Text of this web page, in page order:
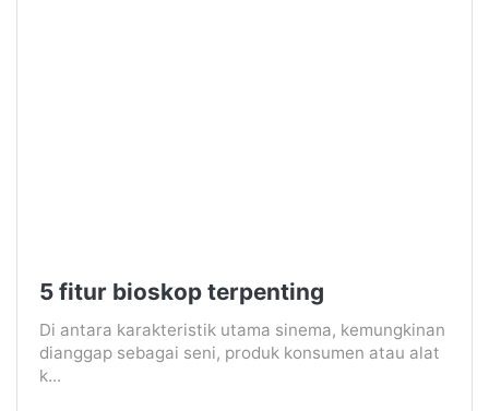
5 fitur bioskop terpenting
Di antara karakteristik utama sinema, kemungkinan
dianggap sebagai seni, produk konsumen atau alat
k...